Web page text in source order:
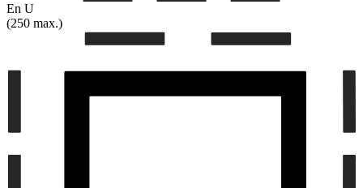
En U
(250 max.)